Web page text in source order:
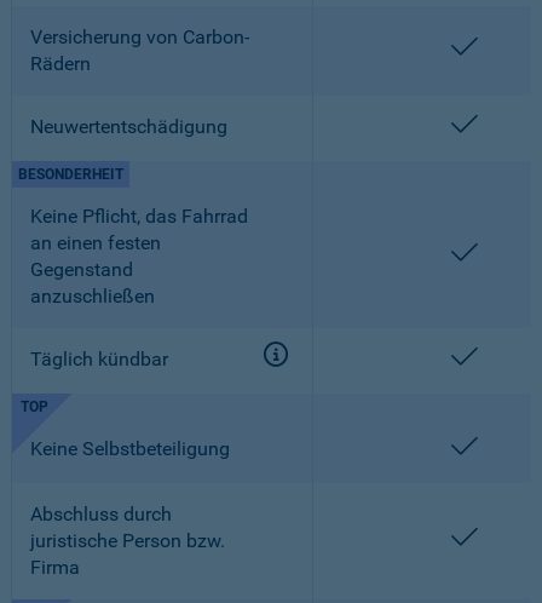
Versicherung von Carbon-
Rädern
Neuwertentschädigung
Keine Pflicht, das Fahrrad
an einen festen
Gegenstand
anzuschließen
BESONDERHEIT
Täglich kündbar
TOP
Keine Selbstbeteiligung
Abschluss durch
juristische Person bzw.
Firma